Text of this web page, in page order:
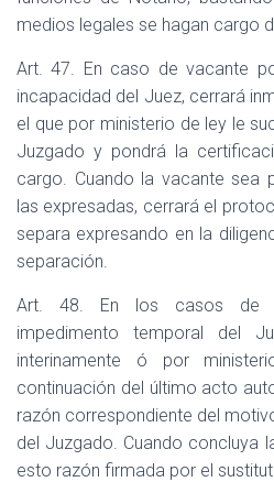
medios legales se hagan cargo
Art. 47. En caso de vacante
incapacidad del Juez, cerrará
el que por ministerio de ley le
Juzgado y pondrá la
cargo. Cuando la vacante sea
las expresadas, cerrará el
separa expresando en la
separación.
Art. 48. En los casos de
impedimento temporal del
interinamente ó por
continuación del último acto
razón correspondiente del
del Juzgado. Cuando concluya
esto razón firmada por el